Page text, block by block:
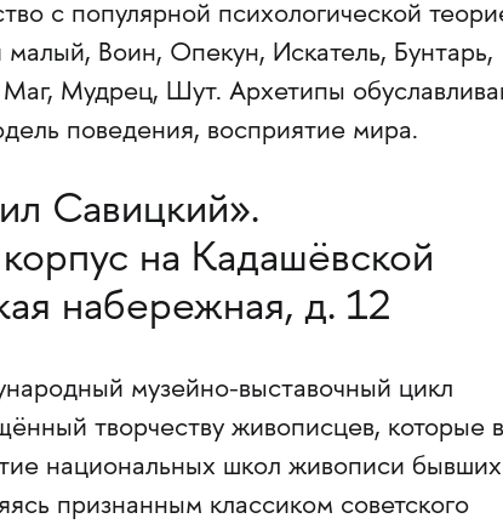
с популярной психологической
Воин, Опекун, Искатель, Бунтарь,
Маг, Мудрец, Шут. Архетипы
поведения, восприятие мира.
Савицкий».
корпус на Кадашёвской
набережная, д. 12
музейно-выставочный цикл
творчеству живописцев, которые
национальных школ живописи бывших
признанным классиком советского